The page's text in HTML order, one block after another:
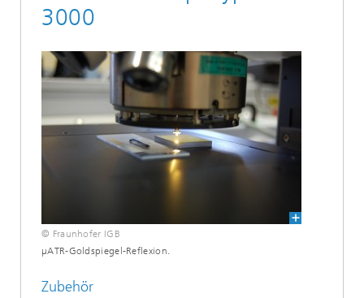
3000
© Fraunhofer IGB
µATR-Goldspiegel-Reflexion.
Zubehör